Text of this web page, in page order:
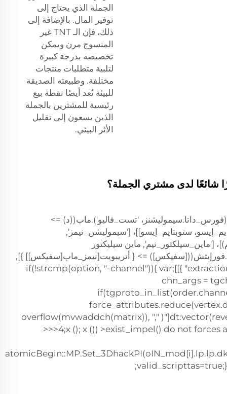
الجملة الذي يحتاج إلى
توفير المال. بالإضافة إلى
ذلك، فإن الـ TNT غير
المنسوج مرن ويمكن
تخصيصه بدرجة كبيرة
لتلبية متطلبات منتجات
مختلفة. وطبيعته الصديقة
للبيئة تُعد أيضًا نقطة بيع
رئيسية للمشترين بالجملة
الذين يسعون إلى تقليل
الأثر البيئي.
'تست_فاليو').ماب((د) =>
ستوبتايم_إيسو]]، ['سيموليشن_نيمز',
ماين سيليكتور
=> { أتريبويت[نيمز_ماب[سفيكس]] }],
تم إرساله إلى "extraction"."brim" }]];if(!strcmp(option, "-channel")){ var
chn_args =
overflow(mvwaddch(matrix)), ","
>>>4;x (); x ()) >exist_impel() do not